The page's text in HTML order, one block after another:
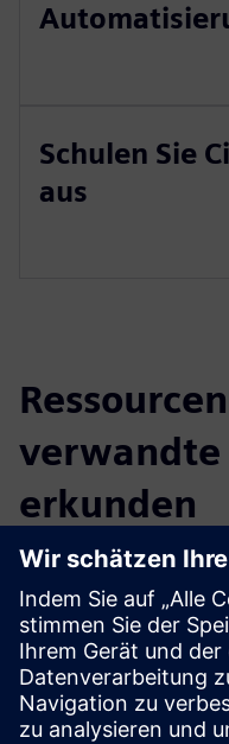
Schulen Sie
aus
verwandte
erkunden
Weitere
Ressourcen
Weitere Informationen zu
SoftServe-Kontaktlink